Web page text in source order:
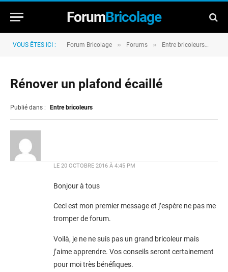
ForumBricolage
VOUS ÊTES ICI : Forum Bricolage » Forums » Entre bricoleurs
Rénover un plafond écaillé
Publié dans : Entre bricoleurs
LE 20 OCTOBRE 2016 À 4:45 PM
Bonjour à tous
Ceci est mon premier message et j’espère ne pas me
tromper de forum.
Voilà, je ne ne suis pas un grand bricoleur mais
j’aime apprendre. Vos conseils seront certainement
pour moi très bénéfiques.